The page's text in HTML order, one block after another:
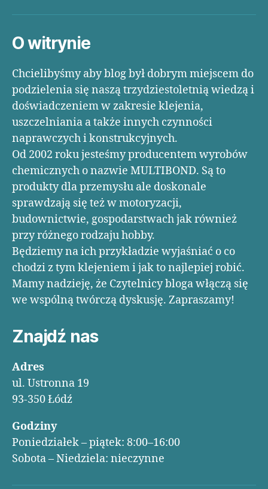
O witrynie
Chcielibyśmy aby blog był dobrym miejscem do
podzielenia się naszą trzydziestoletnią wiedzą i
doświadczeniem w zakresie klejenia,
uszczelniania a także innych czynności
naprawczych i konstrukcyjnych.
Od 2002 roku jesteśmy producentem wyrobów
chemicznych o nazwie MULTIBOND. Są to
produkty dla przemysłu ale doskonale
sprawdzają się też w motoryzacji,
budownictwie, gospodarstwach jak również
przy różnego rodzaju hobby.
Będziemy na ich przykładzie wyjaśniać o co
chodzi z tym klejeniem i jak to najlepiej robić.
Mamy nadzieję, że Czytelnicy bloga włączą się
we wspólną twórczą dyskusję. Zapraszamy!
Znajdź nas
Adres
ul. Ustronna 19
93-350 Łódź
Godziny
Poniedziałek – piątek: 8:00–16:00
Sobota – Niedziela: nieczynne